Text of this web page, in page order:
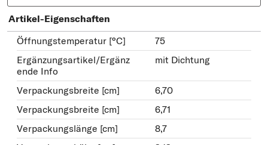
Artikel-Eigenschaften
Öffnungstemperatur [°C]
75
Ergänzungsartikel/Ergänz
ende Info
mit Dichtung
Verpackungsbreite [cm]
6,70
Verpackungsbreite [cm]
6,71
Verpackungslänge [cm]
8,7